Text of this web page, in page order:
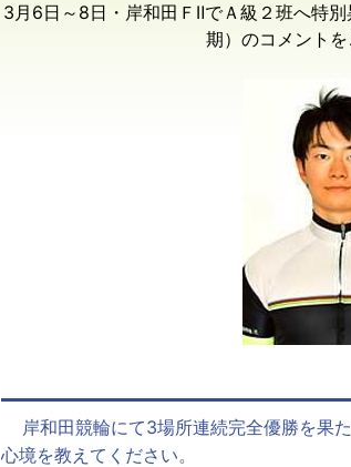
3月6日～8日・岸和田ＦⅡでＡ級２班へ特
期）のコメントを
岸和田競輪にて3場所連続完全優勝を果
心境を教えてください。